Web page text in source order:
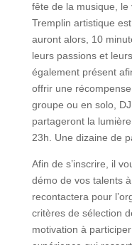
fête de la musique, le
Tremplin artistique
auront alors, 10
leurs passions et
également présent
offrir une
groupe ou en solo,
partageront la
23h. Une dizaine de
Afin de s’inscrire, il
démo de vos talents
recontactera pour
critères de sélection
motivation à